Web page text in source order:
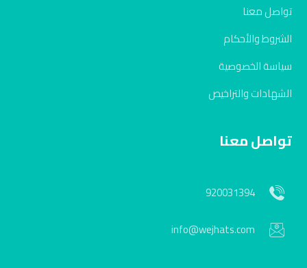
تواصل معنا
الشروط والأحكام
سياسة الخصوصية
الشهادات والتراخيص
تواصل معنا
920031394
info@wejhats.com